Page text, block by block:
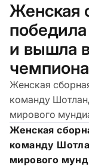
Женская
и вышла
Женская
команду
мирового
Женская
команду
мирового